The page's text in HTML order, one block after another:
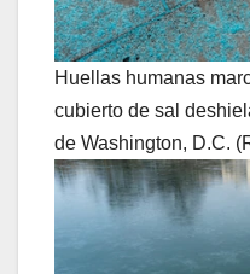
Huellas humanas
cubierto de sal
de Washington, D.C.